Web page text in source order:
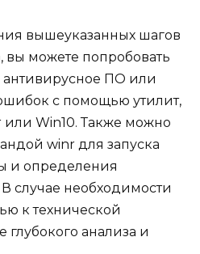
вышеуказанных шагов
вы можете попробовать
ПО или
с помощью утилит,
Win10. Также можно
winr для запуска
и определения
случае необходимости
к технической
анализа и